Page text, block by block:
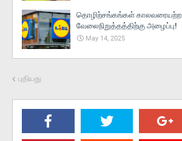
தொழிற்சங்கங்கள் காலவரையற்ற
வேலைநிறுத்தத்திற்கு அழைப்பு!
May 14, 2025
புதியது